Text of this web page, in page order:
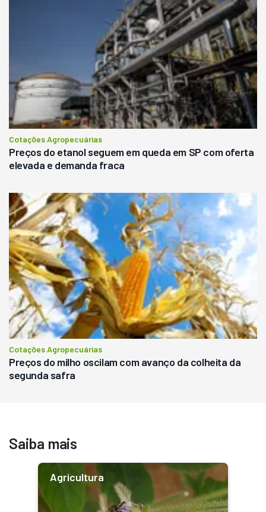
Cotações Agropecuárias
Preços do etanol seguem em queda em SP com oferta
elevada e demanda fraca
Cotações Agropecuárias
Preços do milho oscilam com avanço da colheita da
segunda safra
Saiba mais
Agricultura